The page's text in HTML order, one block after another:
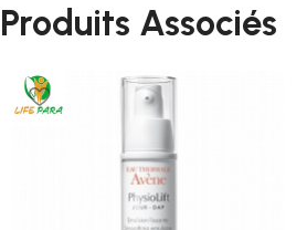
Produits Associés